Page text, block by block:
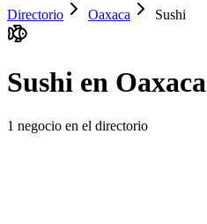
Directorio
Oaxaca Sushi
Sushi en Oaxaca
1 negocio en el directorio